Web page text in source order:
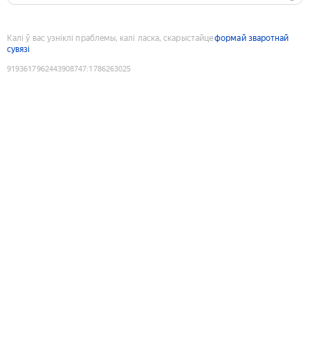
Калі ў вас узніклі праблемы, калі ласка, скарыстайцеформай зваротнай
сувязі
9193617962443908747:1786263025